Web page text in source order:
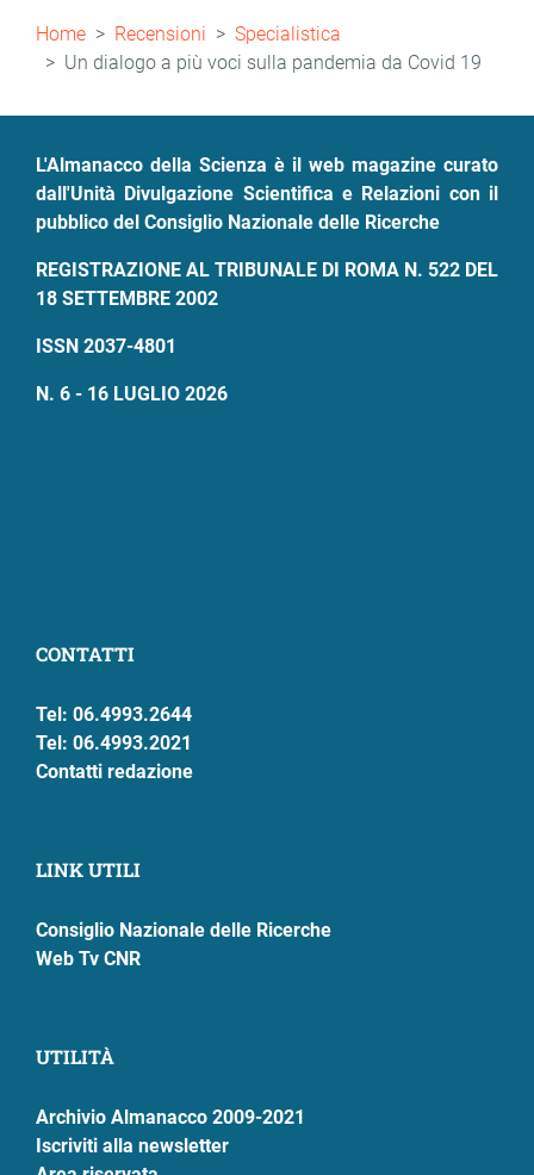
Briciole
di
pane
Home Recensioni
Specialistica
Un dialogo a più voci sulla pandemia da Covid 19
L'Almanacco della Scienza è il web magazine curato
dall'Unità Divulgazione Scientifica e Relazioni con il
pubblico del Consiglio Nazionale delle Ricerche
REGISTRAZIONE AL TRIBUNALE DI ROMA N. 522 DEL
18 SETTEMBRE 2002
ISSN 2037-4801
N. 6 - 16 LUGLIO 2026
CONTATTI
Tel: 06.4993.2644
Tel: 06.4993.2021
Contatti redazione
LINK UTILI
Consiglio Nazionale delle Ricerche
Web Tv CNR
UTILITÀ
Archivio Almanacco 2009-2021
Iscriviti alla newsletter